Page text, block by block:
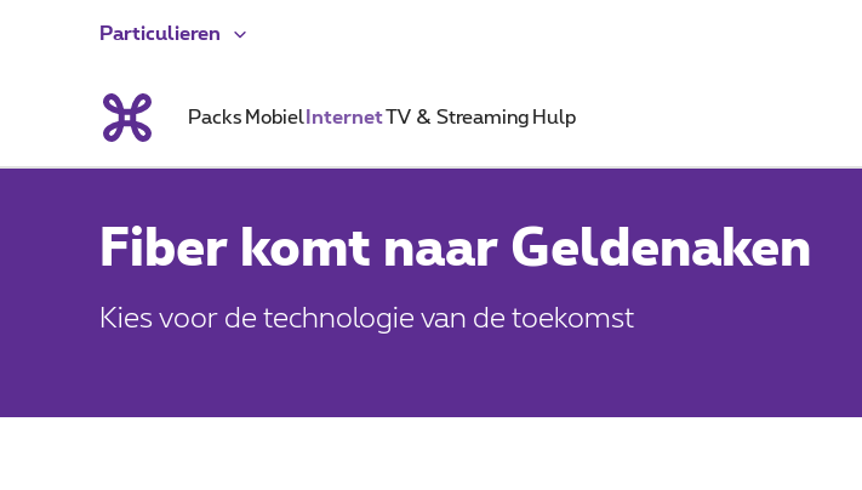
Particulieren
Packs Mobiel InternetTV & Streaming Hulp
Fiber komt naar Geldenaken
Kies voor de technologie van de toekomst